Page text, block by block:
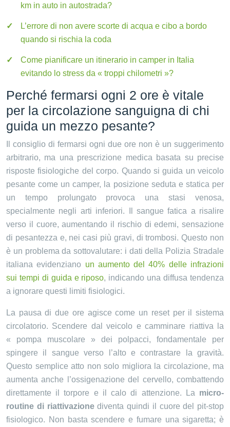
km in auto in autostrada?
L’errore di non avere scorte di acqua e cibo a bordo
quando si rischia la coda
Come pianificare un itinerario in camper in Italia
evitando lo stress da « troppi chilometri »?
Perché fermarsi ogni 2 ore è vitale
per la circolazione sanguigna di chi
guida un mezzo pesante?
Il consiglio di fermarsi ogni due ore non è un suggerimento
arbitrario, ma una prescrizione medica basata su precise
risposte fisiologiche del corpo. Quando si guida un veicolo
pesante come un camper, la posizione seduta e statica per
un tempo prolungato provoca una stasi venosa,
specialmente negli arti inferiori. Il sangue fatica a risalire
verso il cuore, aumentando il rischio di edemi, sensazione
di pesantezza e, nei casi più gravi, di trombosi. Questo non
è un problema da sottovalutare: i dati della Polizia Stradale
italiana evidenziano un aumento del 40% delle infrazioni
sui tempi di guida e riposo, indicando una diffusa tendenza
a ignorare questi limiti fisiologici.
La pausa di due ore agisce come un reset per il sistema
circolatorio. Scendere dal veicolo e camminare riattiva la
« pompa muscolare » dei polpacci, fondamentale per
spingere il sangue verso l’alto e contrastare la gravità.
Questo semplice atto non solo migliora la circolazione, ma
aumenta anche l’ossigenazione del cervello, combattendo
direttamente il torpore e il calo di attenzione. La micro-
routine di riattivazionediventa quindi il cuore del pit-stop
fisiologico. Non basta scendere e fumare una sigaretta; è